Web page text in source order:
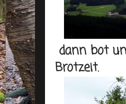
dann bot
Brotzeit.